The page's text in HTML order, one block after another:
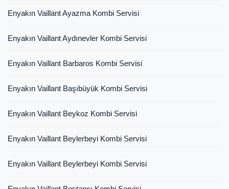
Enyakın Vaillant Ayazma Kombi Servisi
Enyakın Vaillant Aydınevler Kombi Servisi
Enyakın Vaillant Barbaros Kombi Servisi
Enyakın Vaillant Başıbüyük Kombi Servisi
Enyakın Vaillant Beykoz Kombi Servisi
Enyakın Vaillant Beylerbeyi Kombi Servisi
Enyakın Vaillant Beylerbeyi Kombi Servisi